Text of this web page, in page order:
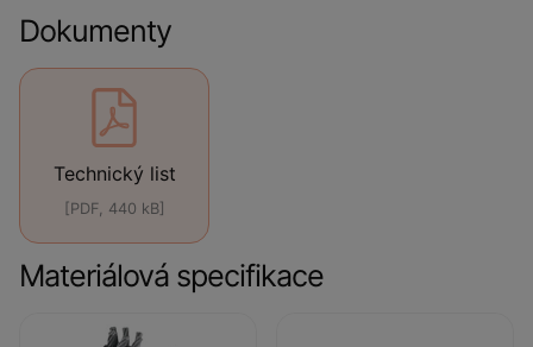
Dokumenty
Technický list
[PDF, 440 kB]
Materiálová specifikace